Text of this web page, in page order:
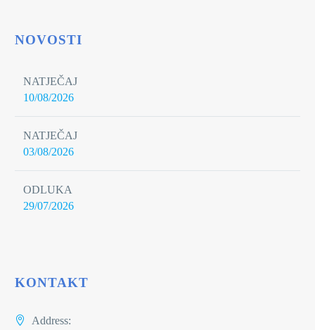
NOVOSTI
NATJEČAJ
10/08/2026
NATJEČAJ
03/08/2026
ODLUKA
29/07/2026
KONTAKT
Address: